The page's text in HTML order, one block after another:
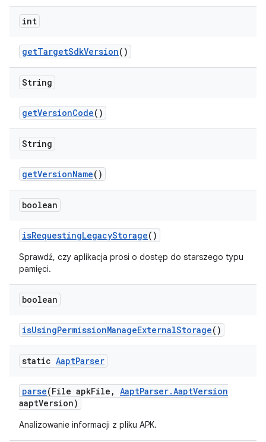
int
getTargetSdkVersion()
String
getVersionCode()
String
getVersionName()
boolean
isRequestingLegacyStorage()
Sprawdź, czy aplikacja prosi o dostęp do starszego typu
pamięci.
boolean
isUsingPermissionManageExternalStorage()
static AaptParser
parse(File apkFile , AaptParser.AaptVersion
aaptVersion)
Analizowanie informacji z pliku APK.